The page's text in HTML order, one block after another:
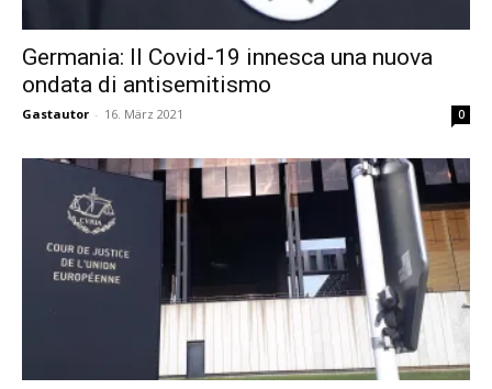
Germania: Il Covid-19 innesca una nuova
ondata di antisemitismo
Gastautor - 16. März 2021 0